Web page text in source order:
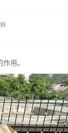
用。